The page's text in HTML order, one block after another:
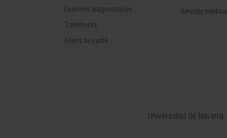
Examens diagnostiques
Traitements
Bilans de santé
Services
Universidad de Navarra